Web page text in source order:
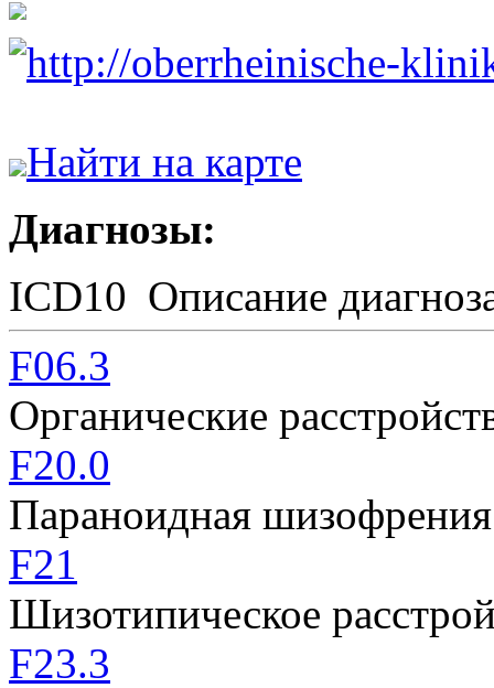
http://oberrheinische-
Найти на карте
Диагнозы:
ICD10 Описание
F06.3
Органические
F20.0
Параноидная шизофрения
F21
Шизотипическое
F23.3